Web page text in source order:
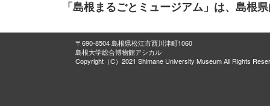
「島根まるごとミュージアム」は、島根
〒690-8504 島根県松江市西川津町1060
島根大学総合博物館アシカル
Copyright（C）2021 Shimane University Museum All Rights